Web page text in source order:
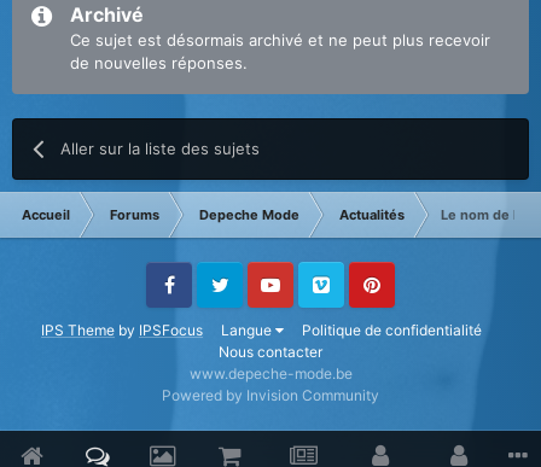
Archivé
Ce sujet est désormais archivé et ne peut plus recevoir
de nouvelles réponses.
Aller sur la liste des sujets
Accueil Forums Depeche Mode Actualités Le nom de
IPS Theme by IPSFocus Langue
Politique de confidentialité
Nous contacter
FacebookTwitter Youtube Vimeo Pinterest
www.depeche-mode.be
Powered by Invision Community